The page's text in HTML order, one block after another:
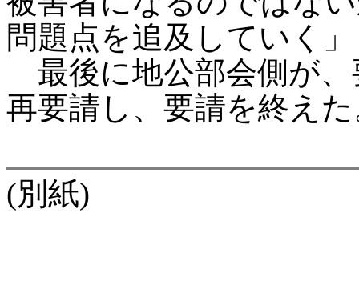
問題点を追及していく
最後に地公部会側が、
再要請し、要請を終え
(別紙)